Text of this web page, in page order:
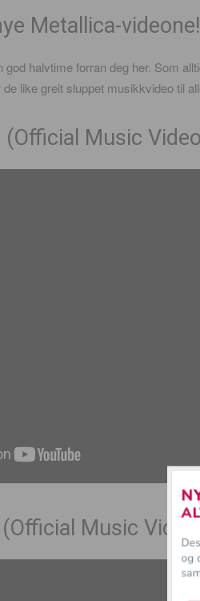
Metallica-videone!
god halvtime forran deg her. Som
like greit sluppet musikkvideo til
(Official Music
Music Video)